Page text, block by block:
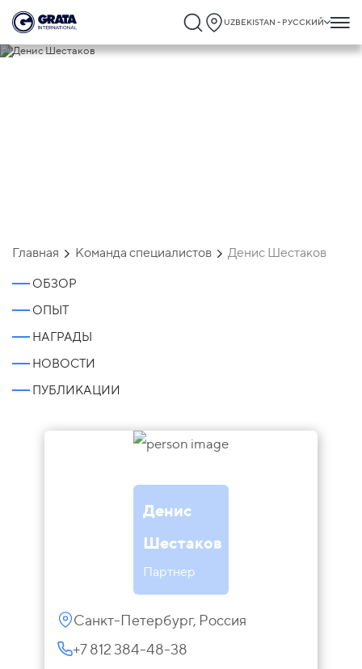
UZBEKISTAN - РУССКИЙ
Главная Команда специалистов Денис Шестаков
ОБЗОР
ОПЫТ
НАГРАДЫ
НОВОСТИ
ПУБЛИКАЦИИ
Денис
Шестаков
Партнер
Санкт-Петербург, Россия
+7 812 384-48-38